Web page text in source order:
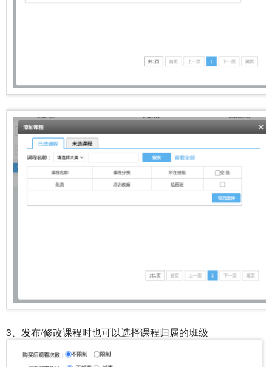
3、发布/修改课程时也可以选择课程归属的班级